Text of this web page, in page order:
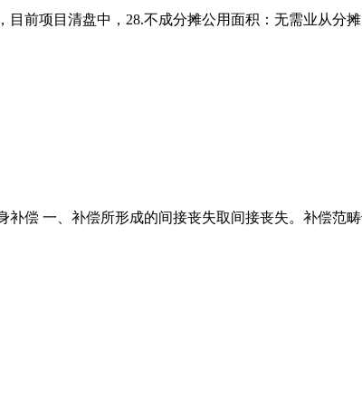
前项目清盘中，28.不成分摊公用面积：无需业从分
偿 一、补偿所形成的间接丧失取间接丧失。补偿范